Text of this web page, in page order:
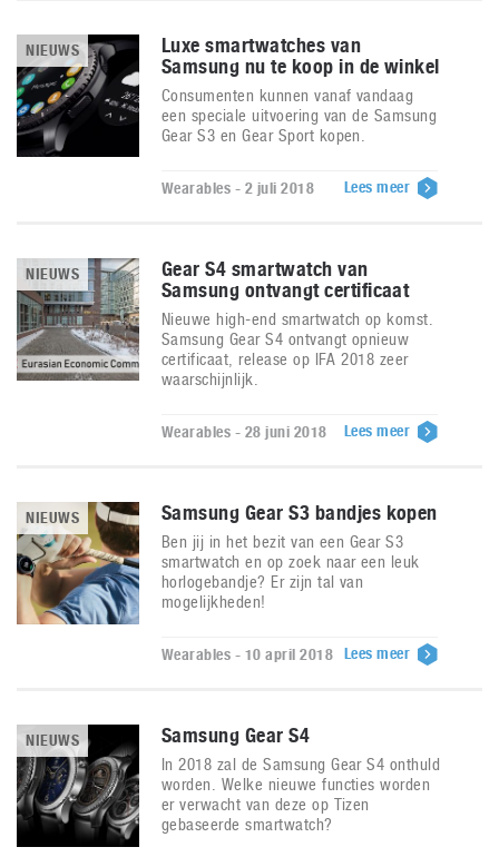
NIEUWS
Luxe smartwatches van
Samsung nu te koop in de winkel
Consumenten kunnen vanaf vandaag
een speciale uitvoering van de Samsung
Gear S3 en Gear Sport kopen.
Wearables - 2 juli 2018 Lees meer
NIEUWS
Gear S4 smartwatch van
Samsung ontvangt certificaat
Nieuwe high-end smartwatch op komst.
Samsung Gear S4 ontvangt opnieuw
certificaat, release op IFA 2018 zeer
waarschijnlijk.
Wearables - 28 juni 2018 Lees meer
NIEUWS Samsung Gear S3 bandjes kopen
Ben jij in het bezit van een Gear S3
smartwatch en op zoek naar een leuk
horlogebandje? Er zijn tal van
mogelijkheden!
Wearables - 10 april 2018 Lees meer
NIEUWS Samsung Gear S4
In 2018 zal de Samsung Gear S4 onthuld
worden. Welke nieuwe functies worden
er verwacht van deze op Tizen
gebaseerde smartwatch?